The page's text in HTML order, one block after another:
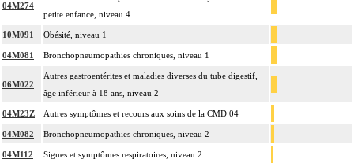
04M274
petite enfance, niveau 4
10M091 Obésité, niveau 1
04M081 Bronchopneumopathies chroniques, niveau 1
06M022
Autres gastroentérites et maladies diverses du tube digestif,
âge inférieur à 18 ans, niveau 2
04M23Z Autres symptômes et recours aux soins de la CMD 04
04M082 Bronchopneumopathies chroniques, niveau 2
04M112 Signes et symptômes respiratoires, niveau 2